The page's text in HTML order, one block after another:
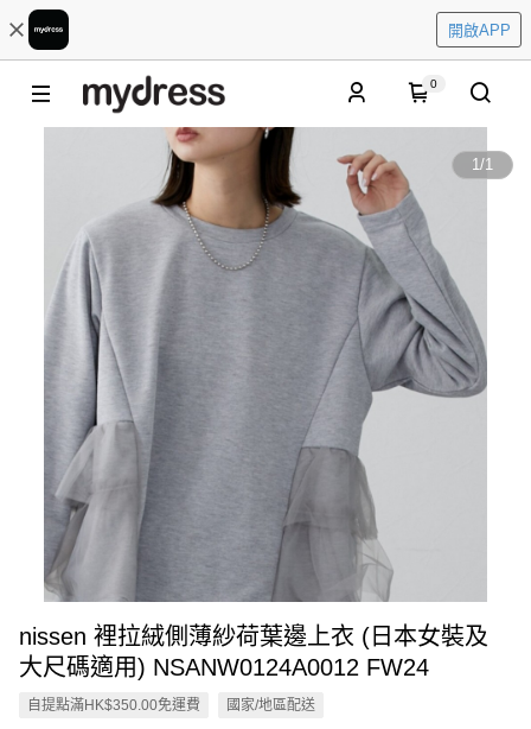
開啟APP
0
1/1
nissen 裡拉絨側薄紗荷葉邊上衣 (日本女裝及
大尺碼適用) NSANW0124A0012 FW24
自提點滿HK$350.00免運費 國家/地區配送